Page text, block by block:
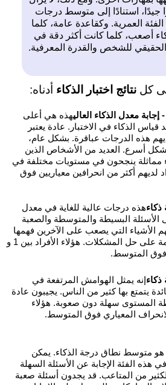
استنادًا إلى متوسط درجات
العمرية. وكقاعدة عامة، كلما
أصعب، كلما كانت أكثر دقة في
للشخص والقدرة المعرفية.
كلنتائج اختبار الذكاءأدناه:
هذه هي أعلى
الذكاء في الاختبار. عادة يعتبر
هذه الدرجات عباقرة. بشكل عام،
أسرع. العديد من الأشخاص الذين
ينجحون في مستويات مختلفة في
لديهم أكثر من انحرافين معياريين فوق
هذه درجات عالية للغاية في معدل
البسيطة والمتوسطة والصعبة
التي يصعب على الآخرين فهمها
ولديهم قدرة متقدمة على حل المشكلات. هؤلاء الأفراد بين 1 و
إنه يمثل الهوامش المرتفعة في
بها كثير من الناس. يجيبون عادة
سهلة دون صعوبة. هؤلاء
متوسط نطاق درجة الذكاء. يمكن
الفئة الإجابة عن الأسئلة السهلة
من المتاعب. قد يجدون أسئلة صعبة